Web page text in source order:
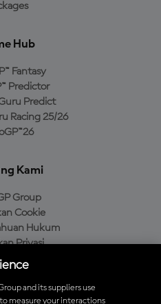
Hub
Fantasy
Predictor
Predict
Racing 25/26
Kami
Group
Cookie
Hukum
Privasi
Pembelian
and its suppliers use
measure your interactions